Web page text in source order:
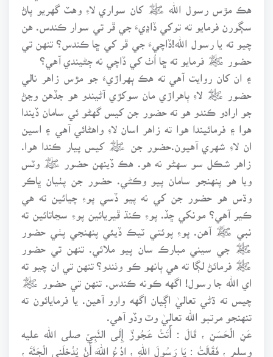
هڪ مڙس رسول الله ﷺ کان سواري لاءِ وهٽ گهريو پاڻ
سڳورن فرمايو ته توکي ڏاڍيءَ جي ڦر تي سوار ڪندس. هن
چيو ته يا رسول الله!ڏاچيءَ جي ڦر کي ڇا ڪندس؟ تنهن تي
حضور ﷺ فرمايو ته ڇا اُٺ کي ڏاچي نه ڄڻيندي آهي؟
۽ ان کان روايت آهي ته هڪ ٻهراڙيءَ جو مڙس زاهر نالي
حضور ﷺ لاءِ ٻاهراڙي مان سوکڙي آڻيندو هو جڏهن وڃڻ
جو ارادو ڪندو هو ته حضور جن کيس گهڻو ئي سامان ڏيندا
هوا ۽ فرمائيندا هوا ته زاهر اسان لاءِ واهڻائي آهي ۽ اسين
ان لاءِ شهري آهيون.حضور جن ﷺ کيس پيار ڪندا هوا.
زاهر شڪل سو سهڻو نه هو. هڪ ڏينهن حضور ﷺ وٽس
ويا هو پنهنجو سامان پيو وڪڻي. حضور جن پٺيان ڀاڪر
وڌس هو حضور جن کي نه پيو ڏسي پوءِ چيائين ته هي
ڪير آهي؟ مونکي ڇڏ. پوءِ ڪنڌ ڦيريائين پوءِ سڃاتائين ته
نبي ﷺ آهن. پوءِ پوئتي ٽيڪ ڏيئي پنهنجي پٺي حضور
ﷺ جي سيني مبارڪ سان پيو ملائي. تنهن تي حضور
ﷺ فرمائڻ لڳا ته هي ٻانهو ڪو وٺندو؟ تنهن تي ان چيو ته
اي الله جا رسول! اگهه ڪونه ڪندس. تنهن تي حضور ﷺ
چيس ته ڌڻي تعاليٰ اڳيان اگهه وارو آهين. يا فرمايائون ته
تنهنجو مرتبو الله تعاليٰ وٽ وڏو آهي.
عَنِ الْحَسَنِ ، قَالَ : أَتَتْ عَجُوزٌ إِلَى النَّبِيِّ صلى الله عليه
وسلم ، فَقَالَتْ : يَا رَسُولَ اللهِ ، ادْعُ اللَّهَ أَنْ يُدْخِلَنِي الْجَنَّةَ ،